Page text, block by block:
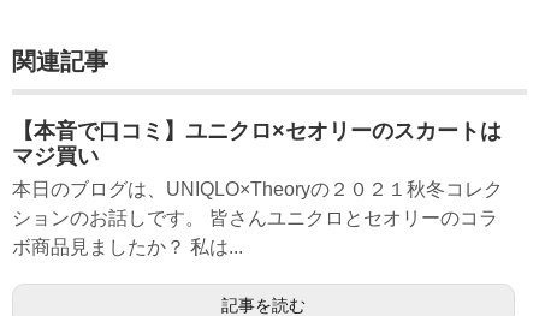
関連記事
【本音で口コミ】ユニクロ×セオリーのスカートは
マジ買い
本日のブログは、UNIQLO×Theoryの２０２１秋冬コレク
ションのお話しです。 皆さんユニクロとセオリーのコラ
ボ商品見ましたか？ 私は...
記事を読む